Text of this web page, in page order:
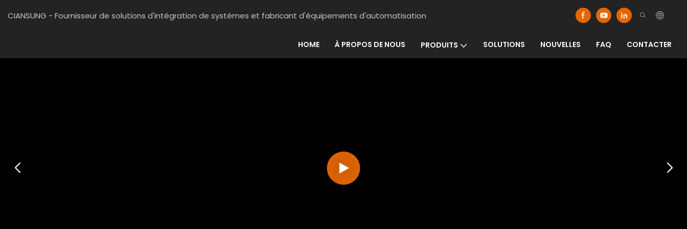
CIANSUNG - Fournisseur de solutions d'intégration de systèmes et fabricant d'équipements d'automatisation
HOME À PROPOS DE NOUS PRODUITS SOLUTIONS NOUVELLES FAQ CONTACTER